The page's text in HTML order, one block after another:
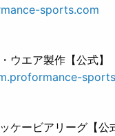
sports.com
ウエア製作【公式】
ケービアリーグ【公